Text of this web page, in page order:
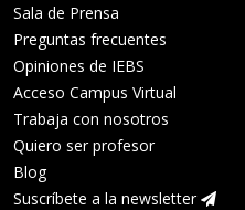
Sala de Prensa
Preguntas frecuentes
Opiniones de IEBS
Acceso Campus Virtual
Trabaja con nosotros
Quiero ser profesor
Blog
Suscríbete a la newsletter